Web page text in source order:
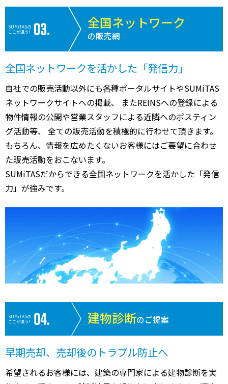
SUMiTASの
ここが違う!
全国ネットワーク
の販売網
全国ネットワークを活かした「発信力」
自社での販売活動以外にも各種ポータルサイトやSUMiTAS
ネットワークサイトへの掲載、 またREINSへの登録による
物件情報の公開や営業スタッフによる近隣へのポスティン
グ活動等、 全ての販売活動を積極的に行わせて頂きます。
もちろん、情報を広めたくないお客様にはご要望に合わせ
た販売活動をおこないます。
SUMiTASだからできる全国ネットワークを活かした「発信
力」が強みです。
SUMiTASの
ここが違う!
建物診断のご提案
早期売却、売却後のトラブル防止へ
希望されるお客様には、建築の専門家による建物診断を実